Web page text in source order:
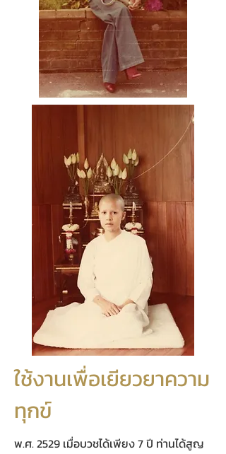
ใช้งานเพื่อเยียวยาความ
ทุกข์
พ.ศ. 2529 เมื่อบวชได้เพียง 7 ปี ท่านได้สูญ